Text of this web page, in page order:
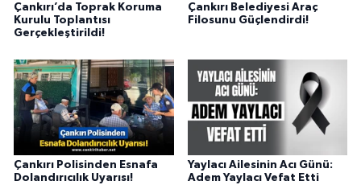
Çankırı’da Toprak Koruma
Kurulu Toplantısı
Gerçekleştirildi!
Çankırı Belediyesi Araç
Filosunu Güçlendirdi!
Çankırı Polisinden Esnafa
Dolandırıcılık Uyarısı!
Yaylacı Ailesinin Acı Günü:
Adem Yaylacı Vefat Etti